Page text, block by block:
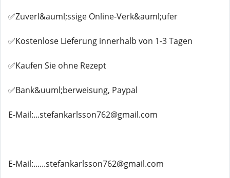
✅Zuverl&auml;ssige Online-Verk&auml;ufer
✅Kostenlose Lieferung innerhalb von 1-3 Tagen
✅Kaufen Sie ohne Rezept
✅Bank&uuml;berweisung, Paypal
E-Mail:...stefankarlsson762@gmail.com
E-Mail:......stefankarlsson762@gmail.com